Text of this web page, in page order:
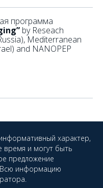
программа
by Reseach
Mediterranean
and NANOPEP
характер,
время и могут быть
предложение
Всю информацию